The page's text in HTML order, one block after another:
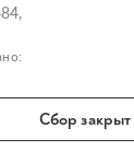
Сбор закрыт